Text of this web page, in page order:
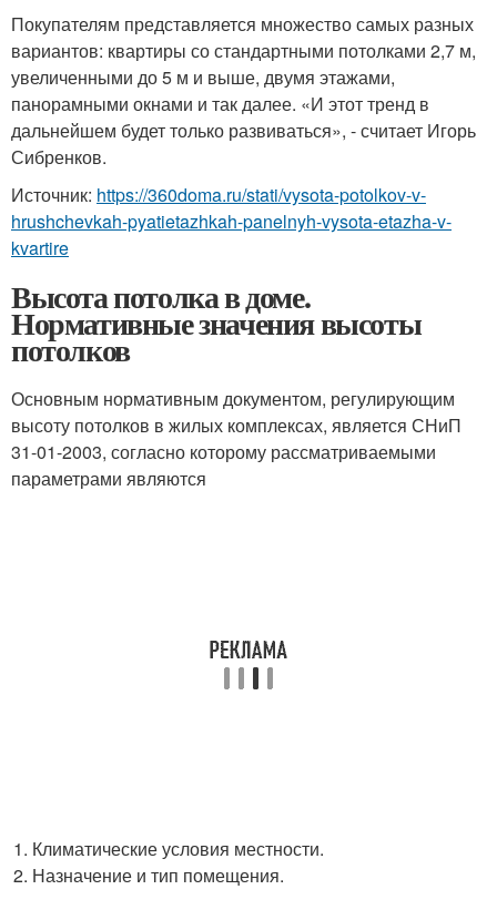
Покупателям представляется множество самых разных
вариантов: квартиры со стандартными потолками 2,7 м,
увеличенными до 5 м и выше, двумя этажами,
панорамными окнами и так далее. «И этот тренд в
дальнейшем будет только развиваться», - считает Игорь
Сибренков.
Источник: https://360doma.ru/stati/vysota-potolkov-v-
hrushchevkah-pyatietazhkah-panelnyh-vysota-etazha-v-
kvartire
Высота потолка в доме.
Нормативные значения высоты
потолков
Основным нормативным документом, регулирующим
высоту потолков в жилых комплексах, является СНиП
31-01-2003, согласно которому рассматриваемыми
параметрами являются
Климатические условия местности.
Назначение и тип помещения.